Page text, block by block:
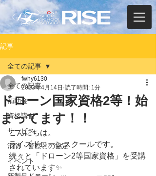
記事
全ての記事
補助金
資格講習
サービス
消防・警察との協定
イベント
全ての記事
ドローン国家資格2等！始
まってます！！
fwhy6130
2023年4月14日 読了時間: 1分
こんにちは。
ライズドローンスクールです。
続々と「ドローン2等国家資格」を受講
されています✨